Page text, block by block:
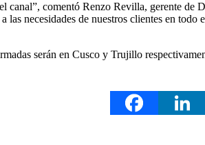
canal”, comentó Renzo Revilla, gerente de
necesidades de nuestros clientes en todo
serán en Cusco y Trujillo